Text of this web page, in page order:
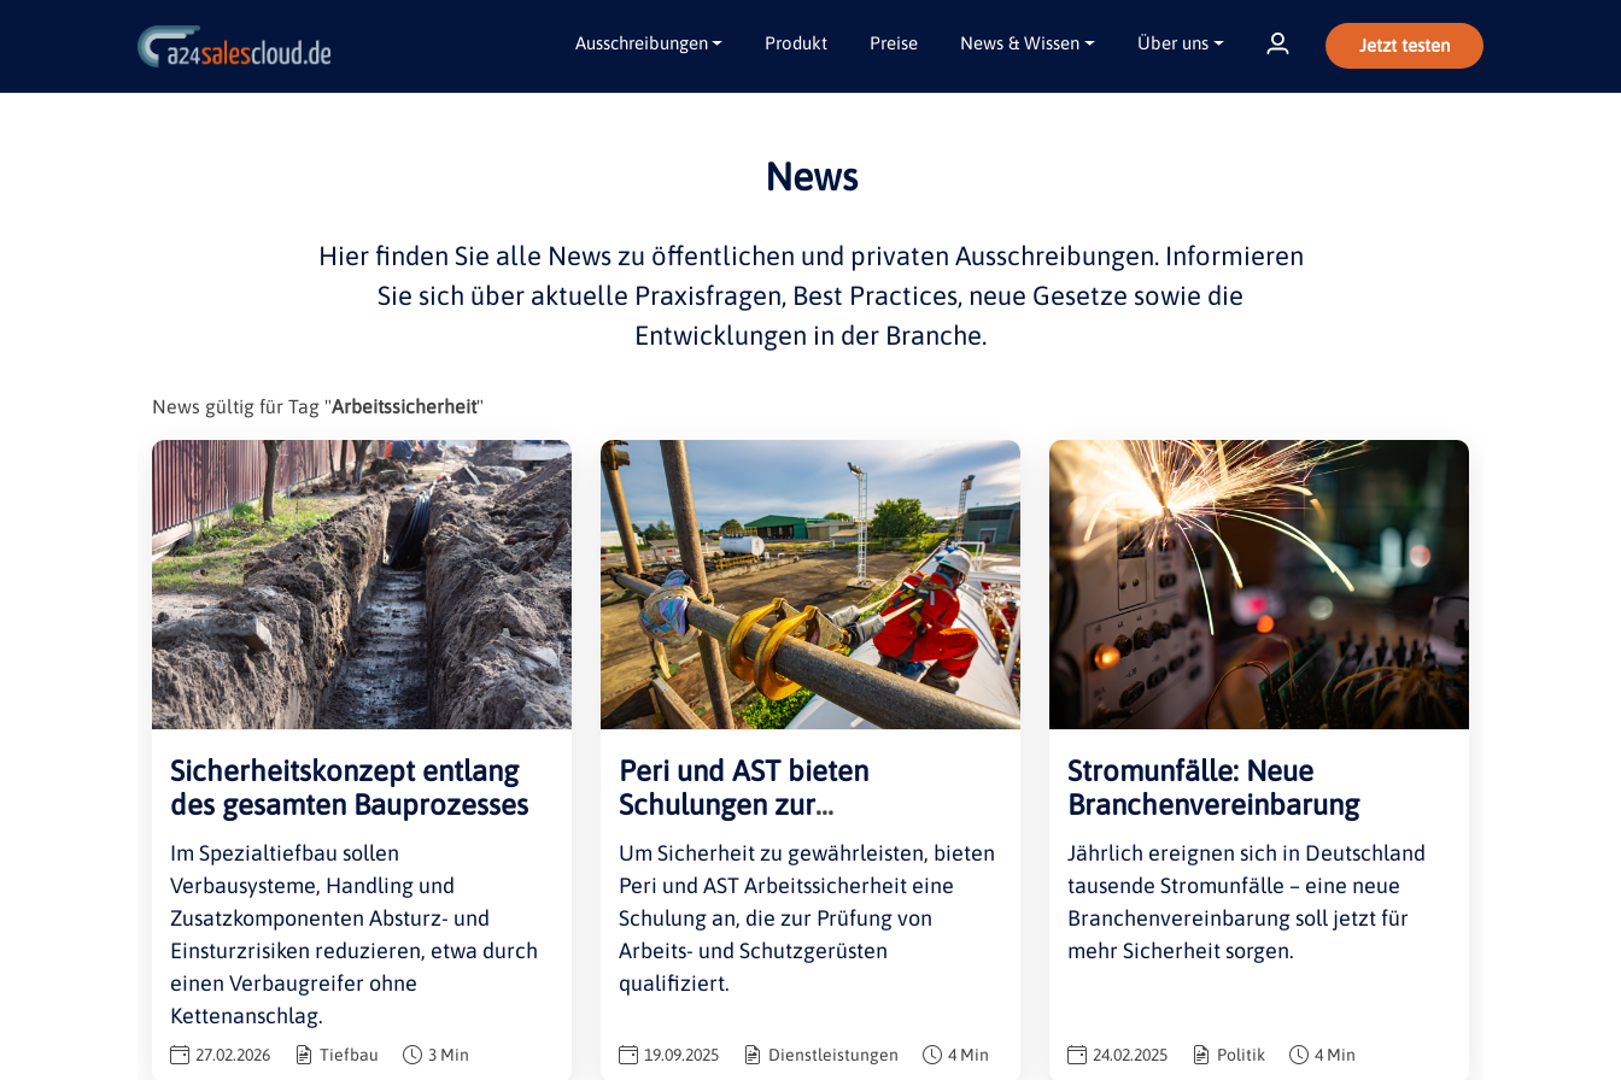
Ausschreibungen
Berlin
Brandenburg
Bremen
Mecklenburg-Vorpommern
Niedersachsen
Nordrhein-Westfalen
Rheinland-Pfalz
Saarland
Sachsen
Sachsen-Anhalt
Schleswig-Holstein
Thüringen
Beratungsleistungen
Garten- / Landschaftsbau
Gebäudeausbau
Gebäudeausstattung
Lieferungen
Planungsleistungen
Tiefbau
Verkehrsbau
Produkt Preise News & Wissen Über uns Jetzt testen
News
Hier finden Sie alle Newszu öffentlichen und privaten Ausschreibungen. Informieren
Sie sich über aktuelle Praxisfragen, Best Practices, neue Gesetze sowie die
Entwicklungen in der Branche.
News gültig für Tag "Arbeitssicherheit"
Sicherheitskonzept entlang
des gesamten Bauprozesses
Im Spezialtiefbau sollen
Verbausysteme, Handling und
Zusatzkomponenten Absturz- und
Einsturzrisiken reduzieren, etwa durch
einen Verbaugreifer ohne
Kettenanschlag.
27.02.2026 Tiefbau 3 Min
Peri und AST bieten
Schulungen zur
Gerüstprüfung an
Um Sicherheit zu gewährleisten, bieten
Peri und AST Arbeitssicherheit eine
Schulung an, die zur Prüfung von
Arbeits- und Schutzgerüsten
qualifiziert.
19.09.2025 Dienstleistungen 4 Min
Stromunfälle: Neue
Branchenvereinbarung
Jährlich ereignen sich in Deutschland
tausende Stromunfälle – eine neue
Branchenvereinbarung soll jetzt für
mehr Sicherheit sorgen.
24.02.2025 Politik 4 Min